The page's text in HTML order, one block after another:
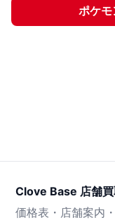
ポケモ
Clove Base 店舗買
価格表・店舗案内